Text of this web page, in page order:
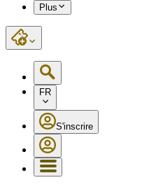
Plus
FR
S'inscrire